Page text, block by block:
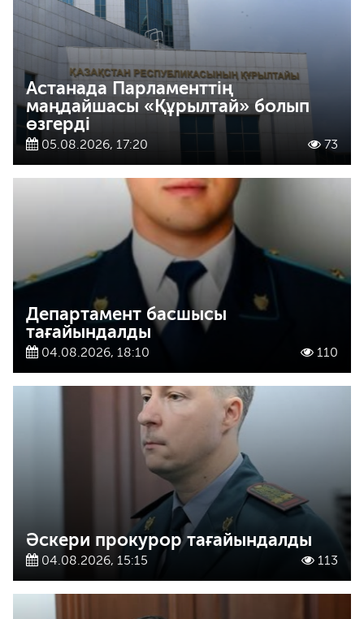
Астанада Парламенттің
маңдайшасы «Құрылтай» болып
өзгерді
05.08.2026, 17:20 73
Департамент басшысы
тағайындалды
04.08.2026, 18:10 110
Әскери прокурор тағайындалды
04.08.2026, 15:15 113